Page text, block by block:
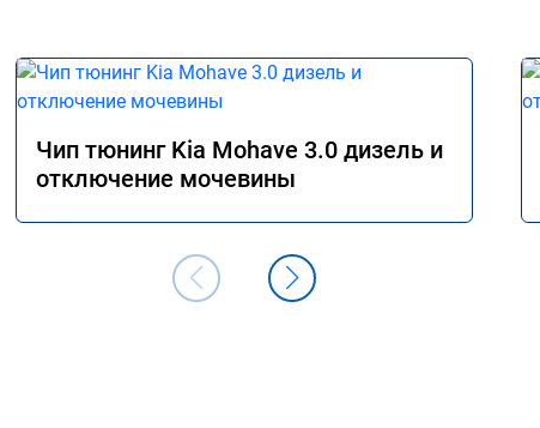
Чип тюнинг Kia Mohave 3.0 дизель и
отключение мочевины